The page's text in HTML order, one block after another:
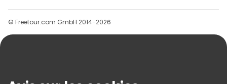
Groupes
Aide
© Freetour.com GmbH 2014-2026